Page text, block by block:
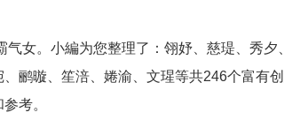
气女。小編为您整理了：翎妤、慈瑅、秀夕
鹂暶、笙涪、婘渝、文瑆等共246个富有
考。